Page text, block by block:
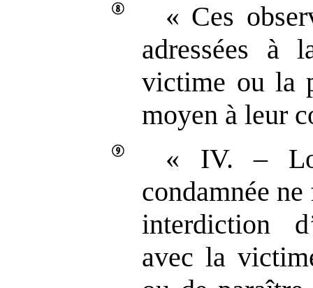
« Ces
adressées à
victime ou la
moyen à leur
« IV. –
condamnée
interdiction
avec la